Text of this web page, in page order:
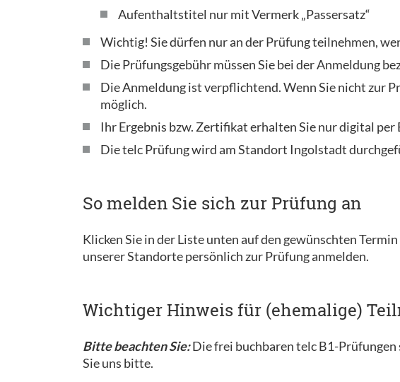
Aufenthaltstitel nur mit Vermerk „Passersatz“
Wichtig! Sie dürfen nur an der Prüfung teilnehmen,
Die Prüfungsgebühr müssen Sie bei der Anmeldung
Die Anmeldung ist verpflichtend. Wenn Sie nicht zur
möglich.
Ihr Ergebnis bzw. Zertifikat erhalten Sie nur digital
Die telc Prüfung wird am Standort Ingolstadt
So melden Sie sich zur Prüfung an
Klicken Sie in der Liste unten auf den gewünschten
unserer Standorte persönlich zur Prüfung anmelden.
Wichtiger Hinweis für (ehemalige)
Bitte beachten Sie:Die frei buchbaren telc B1-Prüfungen
Sie uns bitte.